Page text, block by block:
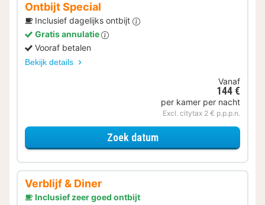
Ontbijt Special
Inclusief dagelijks ontbijt
Gratis annulatie
Vooraf betalen
Bekijk details
Vanaf
144 €
per kamer per nacht
Excl. citytax 2 € p.p.p.n.
Zoek datumvoor Ontbijt Special
Verblijf & Diner
Inclusief zeer goed ontbijt